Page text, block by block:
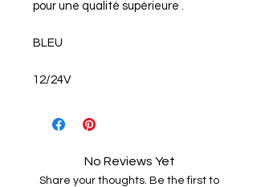
pour une qualité supérieure .
BLEU
12/24V
No Reviews Yet
Share your thoughts. Be the first to